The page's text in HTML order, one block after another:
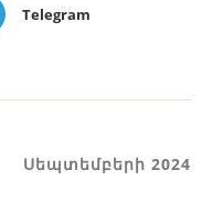
Telegram
Սեպտեմբերի 2024